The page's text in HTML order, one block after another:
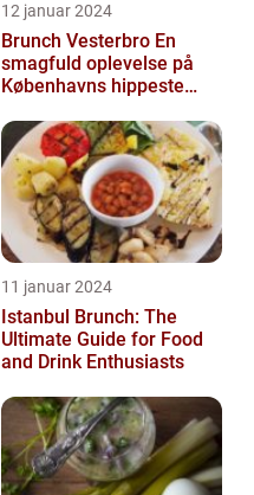
12 januar 2024
Brunch Vesterbro En
smagfuld oplevelse på
Københavns hippeste
11 januar 2024
Istanbul Brunch: The
Ultimate Guide for Food
and Drink Enthusiasts